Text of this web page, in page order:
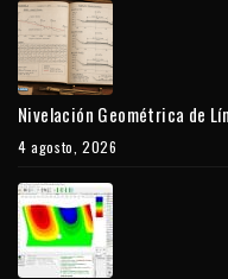
Nivelación Geométrica de
4 agosto, 2026